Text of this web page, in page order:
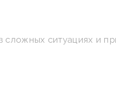
ситуациях и